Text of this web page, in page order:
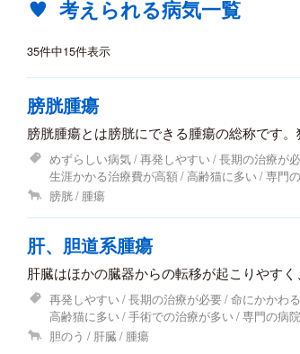
考えられる病気一覧
35件中15件表示
膀胱腫瘍
膀胱腫瘍とは膀胱にできる腫瘍の総称です
めずらしい病気 再発しやすい 長期の治療が
生涯かかる治療費が高額 高齢猫に多い 専門
膀胱
腫瘍
肝、胆道系腫瘍
肝臓はほかの臓器からの転移が起こりやす
再発しやすい 長期の治療が必要 命にかかわ
高齢猫に多い 手術での治療が多い 専門の病
胆のう
肝臓 腫瘍